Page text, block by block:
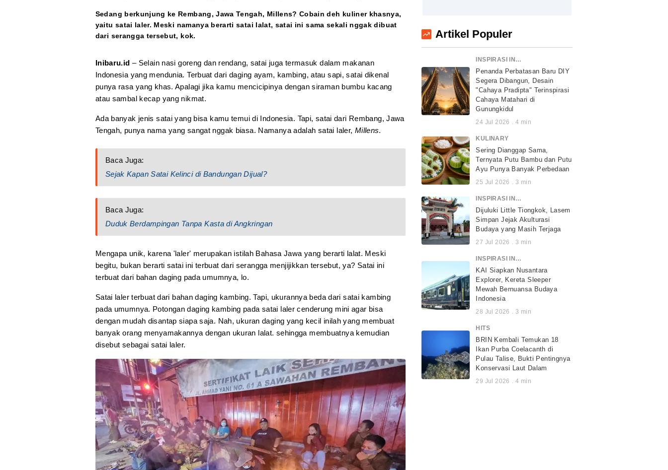
Sedang berkunjung ke Rembang, Jawa Tengah, Millens? Cobain deh kuliner khasnya,
yaitu satai laler. Meski namanya berarti satai lalat, satai ini sama sekali nggak dibuat
dari serangga tersebut, kok.
Inibaru.id – Selain nasi goreng dan rendang, satai juga termasuk dalam makanan
Indonesia yang mendunia. Terbuat dari daging ayam, kambing, atau sapi, satai dikenal
punya rasa yang khas. Apalagi jika kamu mencicipinya dengan siraman bumbu kacang
atau sambal kecap yang nikmat.
Ada banyak jenis satai yang bisa kamu temui di Indonesia. Tapi, satai dari Rembang, Jawa
Tengah, punya nama yang sangat nggak biasa. Namanya adalah satai laler, Millens.
Baca Juga:
Sejak Kapan Satai Kelinci di Bandungan Dijual?
Baca Juga:
Duduk Berdampingan Tanpa Kasta di Angkringan
Mengapa unik, karena 'laler' merupakan istilah Bahasa Jawa yang berarti lalat. Meski
begitu, bukan berarti satai ini terbuat dari serangga menjijikkan tersebut, ya? Satai ini
terbuat dari bahan daging pada umumnya, lo.
Satai laler terbuat dari bahan daging kambing. Tapi, ukurannya beda dari satai kambing
pada umumnya. Potongan daging kambing pada satai laler cenderung mini agar bisa
dengan mudah disantap siapa saja. Nah, ukuran daging yang kecil inilah yang membuat
banyak orang menyamakannya dengan ukuran lalat. sehingga membuatnya kemudian
disebut sebagai satai laler.
Artikel Populer
INSPIRASI INDONESIA
Penanda Perbatasan Baru DIY
Segera Dibangun, Desain
"Cahaya Pradipta" Terinspirasi
Cahaya Matahari di
Gunungkidul
24 Jul 2026 . 4 min
KULINARY
Sering Dianggap Sama,
Ternyata Putu Bambu dan Putu
Ayu Punya Banyak Perbedaan
25 Jul 2026 . 3 min
INSPIRASI INDONESIA
Dijuluki Little Tiongkok, Lasem
Simpan Jejak Akulturasi
Budaya yang Masih Terjaga
27 Jul 2026 . 3 min
INSPIRASI INDONESIA
KAI Siapkan Nusantara
Explorer, Kereta Sleeper
Mewah Bernuansa Budaya
Indonesia
28 Jul 2026 . 3 min
HITS
BRIN Kembali Temukan 18
Ikan Purba Coelacanth di
Pulau Talise, Bukti Pentingnya
Konservasi Laut Dalam
29 Jul 2026 . 4 min